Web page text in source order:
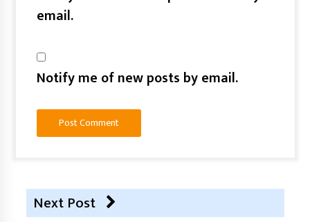
email.
Notify me of new posts by email.
Next Post